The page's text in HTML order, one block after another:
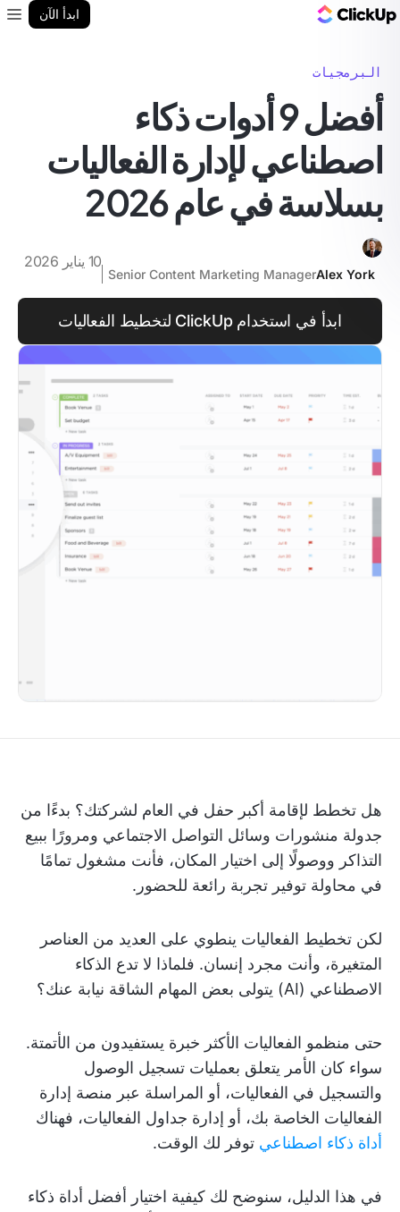
ابدأ الآن
البرمجيات
أفضل 9 أدوات ذكاء
اصطناعي لإدارة الفعاليات
بسلاسة في عام 2026
Alex York
Senior Content Marketing Manager
10 يناير 2026
ابدأ في استخدام ClickUp لتخطيط الفعاليات
هل تخطط لإقامة أكبر حفل في العام لشركتك؟ بدءًا من
جدولة منشورات وسائل التواصل الاجتماعي ومرورًا ببيع
التذاكر ووصولًا إلى اختيار المكان، فأنت مشغول تمامًا
في محاولة توفير تجربة رائعة للحضور.
لكن تخطيط الفعاليات ينطوي على العديد من العناصر
المتغيرة، وأنت مجرد إنسان. فلماذا لا تدع الذكاء
الاصطناعي (AI) يتولى بعض المهام الشاقة نيابة عنك؟
حتى منظمو الفعاليات الأكثر خبرة يستفيدون من الأتمتة.
سواء كان الأمر يتعلق بعمليات تسجيل الوصول
والتسجيل في الفعاليات، أو المراسلة عبر منصة إدارة
الفعاليات الخاصة بك، أو إدارة جداول الفعاليات، فهناك
أداة ذكاء اصطناعي توفر لك الوقت.
في هذا الدليل، سنوضح لك كيفية اختيار أفضل أداة ذكاء